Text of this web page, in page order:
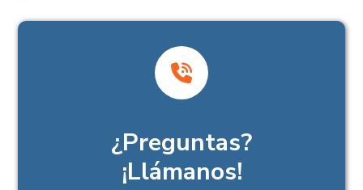
¿Preguntas?
¡Llámanos!